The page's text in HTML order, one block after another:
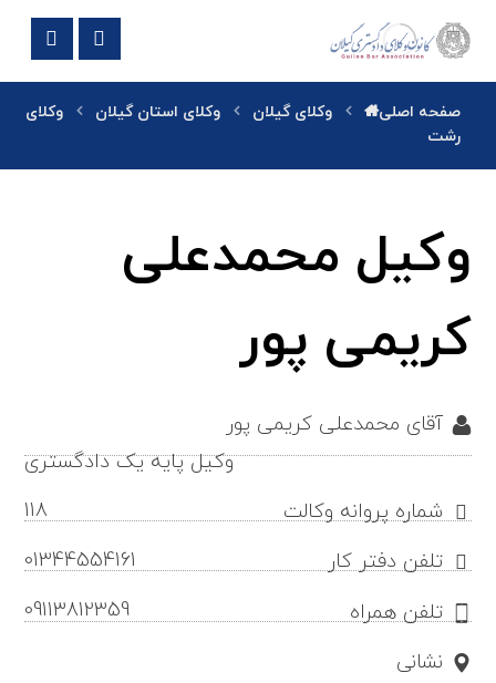
صفحه اصلی وکلای گیلان وکلای استان گیلان
وکلای
رشت
وکیل محمدعلی
کریمی پور
آقای محمدعلی کریمی پور
وکیل پایه یک دادگستری
شماره پروانه وکالت
118
تلفن دفتر کار
01344554161
تلفن همراه
09113812359
نشانی